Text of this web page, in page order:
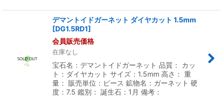
デマントイドガーネット ダイヤカット 1.5mm
[DG1.5RD1]
会員販売価格
在庫なし
宝石名：デマントイドガーネット 品質： カッ
ト：ダイヤカット サイズ：1.5mm 高さ： 重
量： 販売単位：ピース 鉱物名：ガーネット 硬
度：7.5 鑑別： 誕生石：1月 備考：